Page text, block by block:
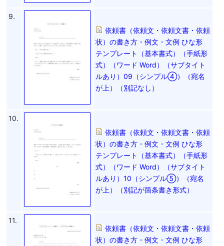
9.
依頼書（依頼文・依頼文書・依頼
状）の書き方・例文・文例 ひな形
テンプレート（基本書式）（手紙形
式）（ワード Word）（サブタイト
ルあり）09（シンプル④）（宛名
が上）（別記なし）
10.
依頼書（依頼文・依頼文書・依頼
状）の書き方・例文・文例 ひな形
テンプレート（基本書式）（手紙形
式）（ワード Word）（サブタイト
ルあり）10（シンプル⑤）（宛名
が上）（別記が箇条書き形式）
11.
依頼書（依頼文・依頼文書・依頼
状）の書き方・例文・文例 ひな形